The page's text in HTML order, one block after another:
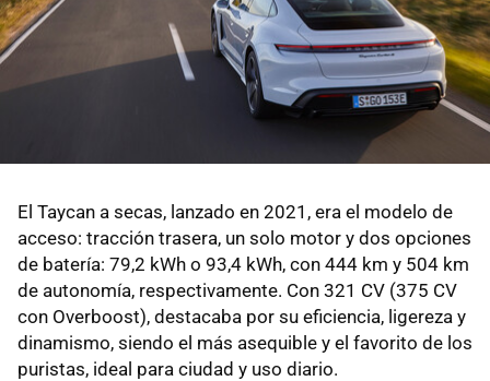
El Taycan a secas, lanzado en 2021, era el modelo de
acceso: tracción trasera, un solo motor y dos opciones
de batería: 79,2 kWh o 93,4 kWh, con 444 km y 504 km
de autonomía, respectivamente. Con 321 CV (375 CV
con Overboost), destacaba por su eficiencia, ligereza y
dinamismo, siendo el más asequible y el favorito de los
puristas, ideal para ciudad y uso diario.